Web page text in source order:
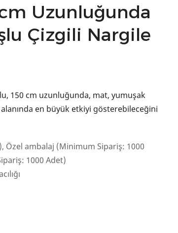
Uzunluğunda
Çizgili Nargile
150 cm uzunluğunda, mat, yumuşak
en büyük etkiyi gösterebileceğini
Özel ambalaj (Minimum Sipariş: 1000
1000 Adet)